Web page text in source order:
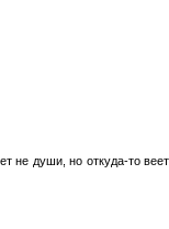
не души, но откуда-то веет